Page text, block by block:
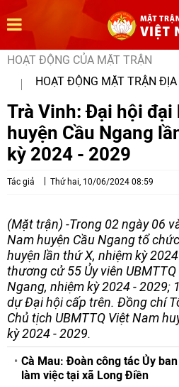
HOẠT ĐỘNG CỦA MẶT TRẬN
HOẠT ĐỘNG MẶT TRẬN ĐỊA
Trà Vinh: Đại hội đại
huyện Cầu Ngang
kỳ 2024 - 2029
Tác giả Thứ hai, 10/06/2024 08:59
(Mặt trận) -Trong 02 ngày 06
Nam huyện Cầu Ngang tổ
huyện lần thứ X, nhiệm kỳ
thương cử 55 Ủy viên
Ngang, nhiệm kỳ 2024 - 2029;
dự Đại hội cấp trên. Đồng chí
Chủ tịch UBMTTQ Việt Nam
kỳ 2024 - 2029.
Cà Mau: Đoàn công tác Ủy
làm việc tại xã Long Điền